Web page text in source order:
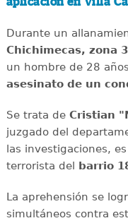
Durante un
Chichimecas, zona
un hombre de 28
asesinato de un
Se trata de Cristian
juzgado del
las investigaciones,
terrorista del barrio
La aprehensión se
simultáneos contra